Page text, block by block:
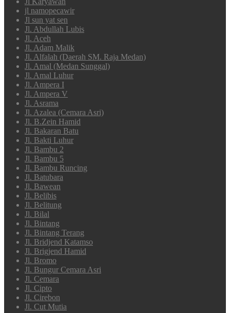
jl namopecawir
Jl sun yat sen
Jl. Abdullah Lubis
Jl. Aceh
Jl. Adam Malik
Jl. Alfalah (Daerah SM. Raja Medan)
Jl. Amal (Medan Sunggal)
Jl. Amal Luhur
Jl. Ampera I
Jl. Ampera V
Jl. Asrama
Jl. Azalea (Cemara Asri)
Jl. B.Zein Hamid
Jl. Bakaran Batu
Jl. Bakti Luhur
Jl. Bambu 2
Jl. Bambu 5
Jl. Bambu Runcing
Jl. Batubara
Jl. Bawean
Jl. Belibis
Jl. Belitung
Jl. Bilal
Jl. Bintang
Jl. Bintang Terang
Jl. Bridjend Katamso
Jl. Brigjend Hamid
Jl. Bromo
Jl. Bungur Cemara Asri
Jl. Cemara
Jl. Cipto
Jl. Cirebon
Jl. Cut Mutia